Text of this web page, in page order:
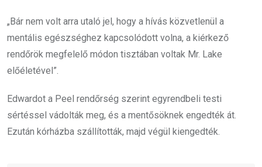
„Bár nem volt arra utaló jel, hogy a hívás közvetlenül a
mentális egészséghez kapcsolódott volna, a kiérkező
rendőrök megfelelő módon tisztában voltak Mr. Lake
előéletével”.
Edwardot a Peel rendőrség szerint egyrendbeli testi
sértéssel vádolták meg, és a mentősöknek engedték át.
Ezután kórházba szállították, majd végül kiengedték.